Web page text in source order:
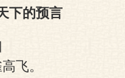
下的预言
飞。